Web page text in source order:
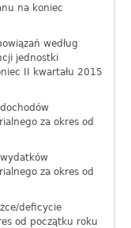
na koniec
według
jednostki
II kwartału 2015
za okres od
za okres od
deficycie
od początku roku